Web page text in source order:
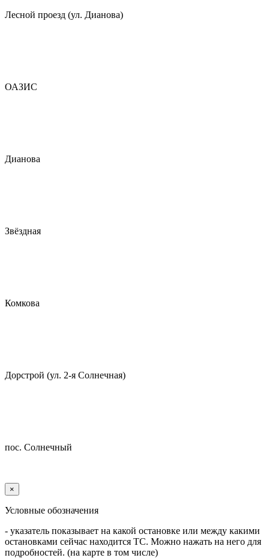
Лесной проезд (ул. Дианова)
ОАЗИС
Дианова
Звёздная
Комкова
Дорстрой (ул. 2-я Солнечная)
пос. Солнечный
×
Условные обозначения
- указатель показывает на какой остановке или между какими
остановками сейчас находится ТС. Можно нажать на него для
подробностей. (на карте в том числе)